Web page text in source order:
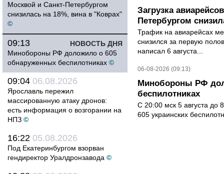
Москвой и Санкт-Петербургом
снизилась на 18%, вина в "Коврах"
©
НОВОСТЬ ДНЯ
09:13
Минобороны РФ доложило о 605
обнаруженных беспилотниках ©
09:04 06.08.2026
Ярославль пережил
массированную атаку дронов:
есть информация о возгорании на
НПЗ ©
16:22 05.08.2026
Под Екатеринбургом взорван
гендиректор Уралдронзавода ©
Загрузка
Петербургом
Трафик на авиарейсах
снизился за первую
написал 6 августа...
06-08-2026 (09:13)
Минобороны РФ
беспилотниках
С 20:00 мск 5 августа до
605 украинских